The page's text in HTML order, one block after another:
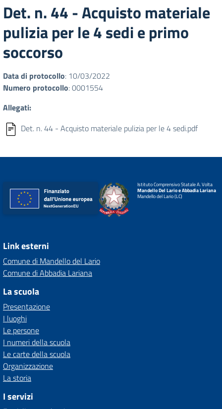
Det. n. 44 - Acquisto materiale
pulizia per le 4 sedi e primo
soccorso
Data di protocollo: 10/03/2022
Numero protocollo: 0001554
Allegati:
Det. n. 44 - Acquisto materiale pulizia per le 4 sedi.pdf
Istituto Comprensivo Statale A. Volta
Mandello Del Lario e Abbadia Lariana
Mandello del Lario (LC)
Link esterni
Comune di Mandello del Lario
Comune di Abbadia Lariana
La scuola
Presentazione
I luoghi
Le persone
I numeri della scuola
Le carte della scuola
Organizzazione
La storia
I servizi